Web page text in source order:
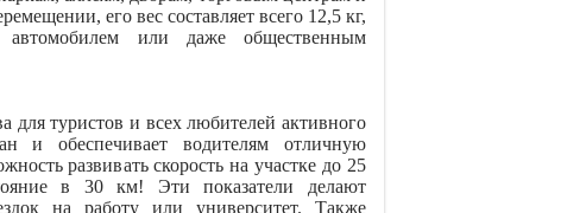
его вес составляет всего 12,5 кг,
автомобилем или даже общественным
для туристов и всех любителей активного
и обеспечивает водителям отличную
развивать скорость на участке до 25
в 30 км! Эти показатели делают
на работу или университет. Также